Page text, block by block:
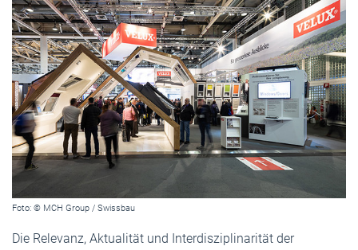
Foto: © MCH Group / Swissbau
Die Relevanz, Aktualität und Interdisziplinarität der